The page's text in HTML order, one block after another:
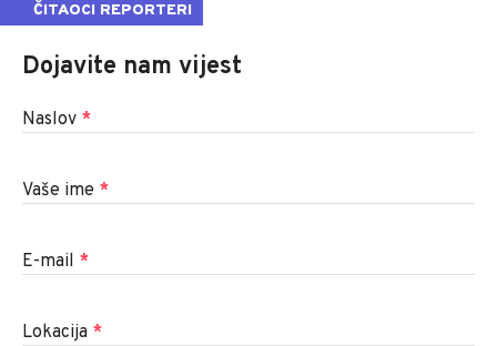
ČITAOCI REPORTERI
Dojavite nam vijest
Naslov *
Vaše ime *
E-mail *
Lokacija *